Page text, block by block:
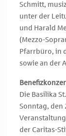
Schmitt,
unter der
und Harald
(Mezzo-
Pfarrbüro, in
sowie an der
Die Basilika
Sonntag, den
der Caritas-